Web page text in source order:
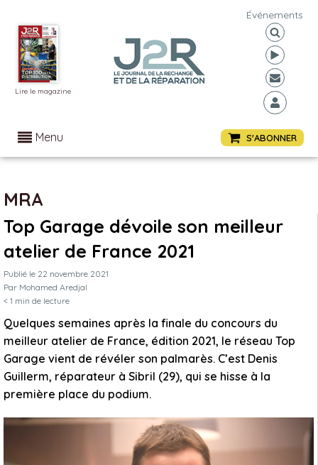
Lire le magazine
Événements
Menu S'ABONNER
MRA
Top Garage dévoile son meilleur
atelier de France 2021
Publié le 22 novembre 2021
Par Mohamed Aredjal
< 1 min de lecture
Quelques semaines après la finale du concours du
meilleur atelier de France, édition 2021, le réseau Top
Garage vient de révéler son palmarès. C’est Denis
Guillerm, réparateur à Sibril (29), qui se hisse à la
première place du podium.